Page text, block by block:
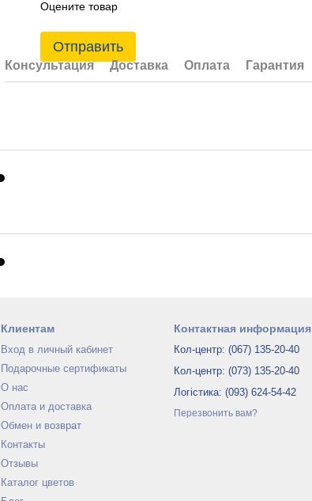
Оцените товар
Отправить
Консультация Доставка Оплата Гарантия
Клиентам
Вход в личный кабинет
Подарочные сертификаты
О нас
Оплата и доставка
Обмен и возврат
Контакты
Отзывы
Каталог цветов
Контактная информация
Кол-центр: (067) 135-20-40
Кол-центр: (073) 135-20-40
Логістика: (093) 624-54-42
Перезвонить вам?